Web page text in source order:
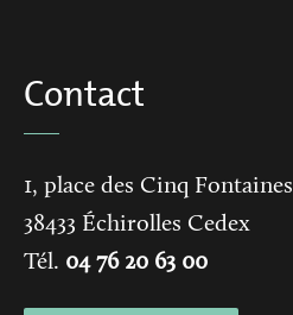
Contact
1, place des Cinq Fontaines
38433 Échirolles Cedex
Tél. 04 76 20 63 00